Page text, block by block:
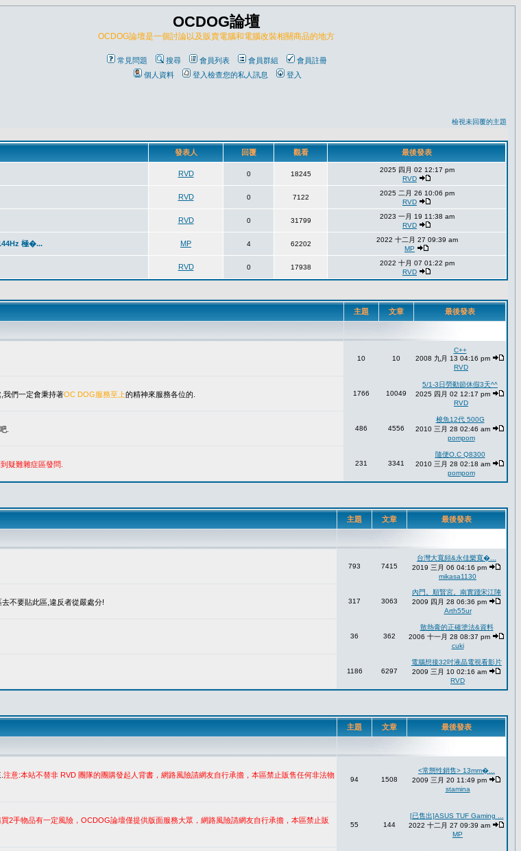
OCDOG論壇
OCDOG論壇是一個討論以及販賣電腦和電腦改裝相關商品的地方
常見問題 搜尋 會員列表 會員群組
會員註冊
個人資料
登入檢查您的私人訊息 登入
檢視未回覆的主題
主題 文章 最後發表
10 10
C++
2008 九月 13 04:16 pm
RVD
我們一定會秉持著OC DOG服務至上的精神來服務各位的. 1766 10049
5/1-3日勞動節休假3天^^
2025 四月 02 12:17 pm
RVD
. 486 4556
梭魚12代 500G
2010 三月 28 02:46 am
pompom
疑難雜症區發問. 231 3341
隨便O.C Q8300
2010 三月 28 02:18 am
pompom
主題 文章 最後發表
793 7415
台灣大寬頻&永佳樂寬�...
2019 三月 06 04:16 pm
mikasa1130
不要貼此區,違反者從嚴處分! 317 3063
內門。順賢宮。南實踐宋江陣
2009 四月 28 06:36 pm
Arth55ur
36 362
散熱膏的正確塗法&資料
2006 十一月 28 08:37 pm
cuki
1186 6297
電腦想接32吋液晶電視看影片
2009 三月 10 02:16 am
RVD
主題 文章 最後發表
注意:本站不替非 RVD 團隊的團購發起人背書，網路風險請網友自行承擔，本區禁止販售任何非法物
94 1508
<常態性銷售> 13mm�...
2009 三月 20 11:49 pm
stamina
2手物品有一定風險，OCDOG論壇僅提供版面服務大眾，網路風險請網友自行承擔，本區禁止販
55 144
[已售出]ASUS TUF Gaming ...
2022 十二月 27 09:39 am
MP